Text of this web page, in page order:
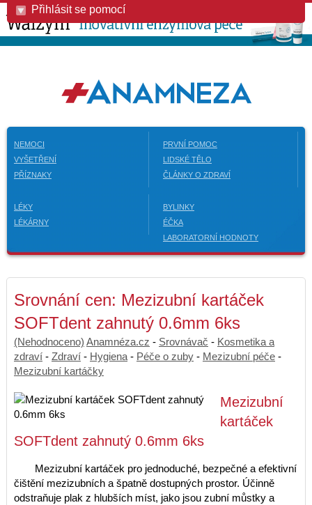
Přihlásit se pomocí
NEMOCI
VYŠETŘENÍ
PŘÍZNAKY
PRVNÍ POMOC
LIDSKÉ TĚLO
ČLÁNKY O ZDRAVÍ
LÉKY
LÉKÁRNY
BYLINKY
ÉČKA
LABORATORNÍ HODNOTY
Srovnání cen: Mezizubní kartáček
SOFTdent zahnutý 0.6mm 6ks
(Nehodnoceno) Anamnéza.cz - Srovnávač - Kosmetika a
zdraví - Zdraví - Hygiena - Péče o zuby - Mezizubní péče -
Mezizubní kartáčky
Mezizubní
kartáček
SOFTdent zahnutý 0.6mm 6ks
Mezizubní kartáček pro jednoduché, bezpečné a efektivní
čištění mezizubních a špatně dostupných prostor. Účinně
odstraňuje plak z hlubších míst, jako jsou zubní můstky a